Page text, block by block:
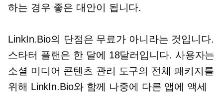
하는 경우 좋은 대안이 됩니다.
LinkIn.Bio의 단점은 무료가 아니라는 것입니다.
스타터 플랜은 한 달에 18달러입니다. 사용자는
소셜 미디어 콘텐츠 관리 도구의 전체 패키지를
위해 LinkIn.Bio와 함께 나중에 다른 앱에 액세